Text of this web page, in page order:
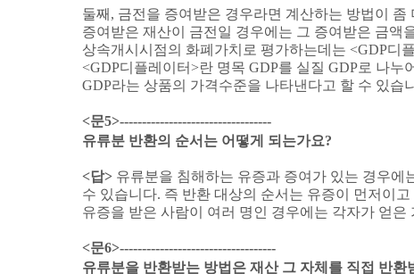
둘째 , 금전을 증여받은 경우라면 계산하는 방법이 좀
증여받은 재산이 금전일 경우에는 그 증여받은 금
상속개시시점의 화폐가치로 평가하는데는 <GDP디
<GDP디플레이터>란 명목 GDP를 실질 GDP로 나누
GDP라는 상품의 가격수준을 나타낸다고 할 수 있습
<문5>----------------------------------
유류분 반환의 순서는 어떻게 되는가요?
<답> 유류분을 침해하는 유증과 증여가 있는 경우
수 있습니다. 즉 반환 대상의 순서는 유증이 먼저이
유증을 받은 사람이 여러 명인 경우에는 각자가 얻
<문6>-----------------------------------
유류분을 반환받는 방법은 재산 그 자체를 직접 반환